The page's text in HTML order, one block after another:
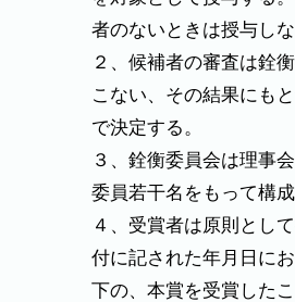
者のないときは授与しな
２、候補者の審査は銓
こない、その結果にも
で決定する。
３、銓衡委員会は理事
委員若干名をもって構成
４、受賞者は原則とし
付に記された年月日に
下の、本賞を受賞した